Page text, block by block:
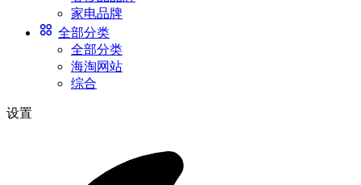
家电品牌
全部分类
全部分类
海淘网站
综合
设置